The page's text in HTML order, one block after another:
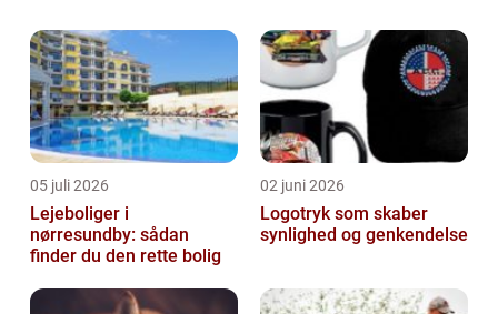
05 juli 2026
Lejeboliger i
nørresundby: sådan
finder du den rette bolig
02 juni 2026
Logotryk som skaber
synlighed og genkendelse